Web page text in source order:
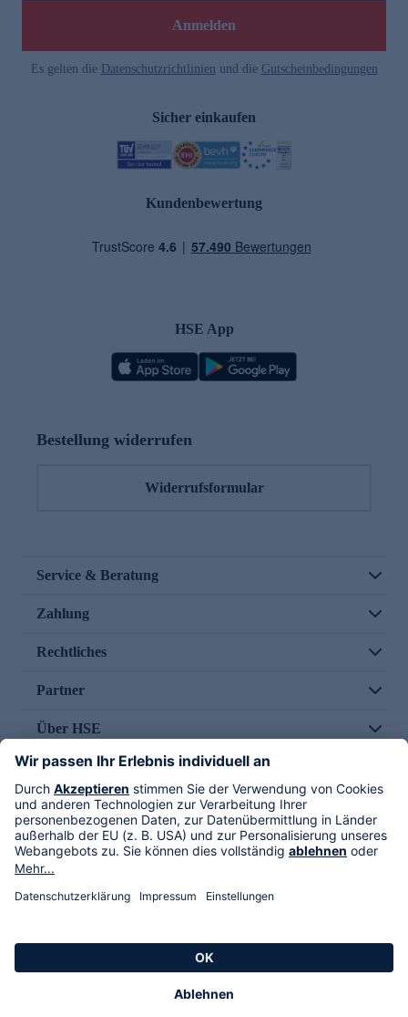
Anmelden
Es gelten die Datenschutzrichtlinien und die Gutscheinbedingungen
Sicher einkaufen
Kundenbewertung
HSE App
Bestellung widerrufen
Widerrufsformular
Service & Beratung
Zahlung
Rechtliches
Partner
Über HSE
Im TV
HSE International